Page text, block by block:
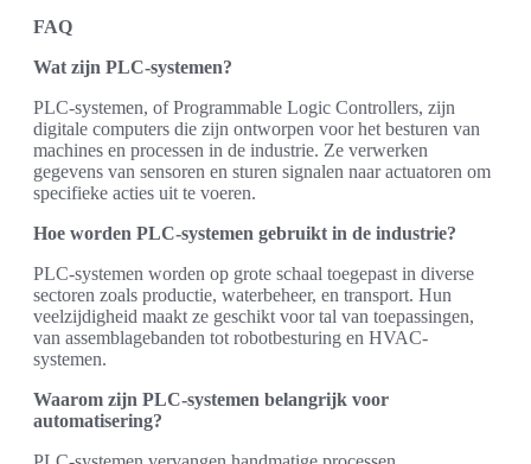
FAQ
Wat zijn PLC-systemen?
PLC-systemen, of Programmable Logic Controllers, zijn
digitale computers die zijn ontworpen voor het besturen van
machines en processen in de industrie. Ze verwerken
gegevens van sensoren en sturen signalen naar actuatoren om
specifieke acties uit te voeren.
Hoe worden PLC-systemen gebruikt in de industrie?
PLC-systemen worden op grote schaal toegepast in diverse
sectoren zoals productie, waterbeheer, en transport. Hun
veelzijdigheid maakt ze geschikt voor tal van toepassingen,
van assemblagebanden tot robotbesturing en HVAC-
systemen.
Waarom zijn PLC-systemen belangrijk voor
automatisering?